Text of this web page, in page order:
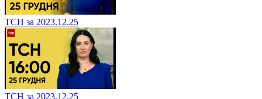
ТСН за 2023.12.25
ТСН за 2023.12.25